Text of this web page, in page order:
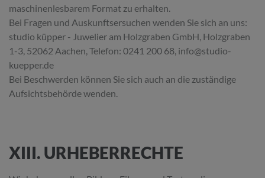
maschinenlesbarem Format zu erhalten.
Bei Fragen und Auskunftsersuchen wenden Sie sich an uns:
studio küpper - Juwelier am Holzgraben GmbH, Holzgraben
1-3, 52062 Aachen, Telefon: 0241 200 68, info@studio-
kuepper.de
Bei Beschwerden können Sie sich auch an die zuständige
Aufsichtsbehörde wenden.
XIII. URHEBERRECHTE